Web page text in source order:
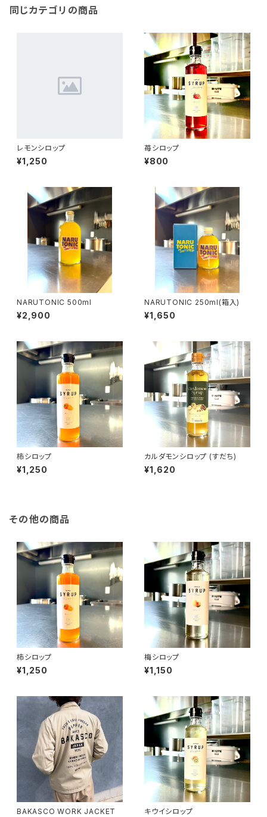
同じカテゴリの商品
レモンシロップ
¥1,250
苺シロップ
¥800
NARUTONIC 500ml
¥2,900
NARUTONIC 250ml(箱入)
¥1,650
柿シロップ
¥1,250
カルダモンシロップ (すだち)
¥1,620
その他の商品
柿シロップ
¥1,250
梅シロップ
¥1,150
BAKASCO WORK JACKET キウイシロップ